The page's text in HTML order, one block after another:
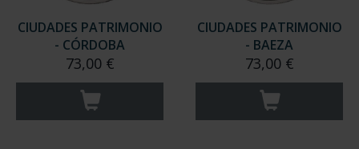
CIUDADES PATRIMONIO
- CÓRDOBA
73,00 €
CIUDADES PATRIMONIO
- BAEZA
73,00 €